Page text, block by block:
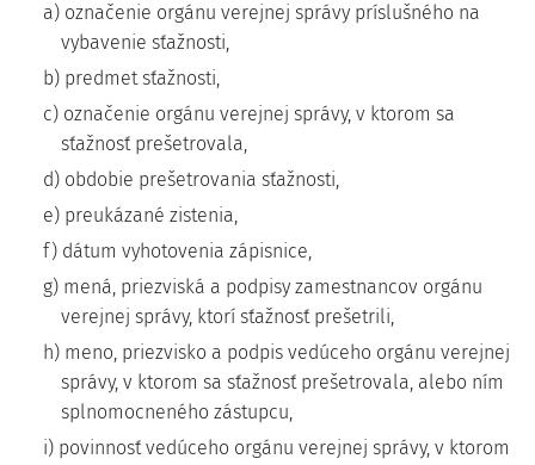
a) označenie orgánu verejnej správy príslušného na
vybavenie sťažnosti,
b) predmet sťažnosti,
c) označenie orgánu verejnej správy, v ktorom sa
sťažnosť prešetrovala,
d) obdobie prešetrovania sťažnosti,
e) preukázané zistenia,
f) dátum vyhotovenia zápisnice,
g) mená, priezviská a podpisy zamestnancov orgánu
verejnej správy, ktorí sťažnosť prešetrili,
h) meno, priezvisko a podpis vedúceho orgánu verejnej
správy, v ktorom sa sťažnosť prešetrovala, alebo ním
splnomocneného zástupcu,
i) povinnosť vedúceho orgánu verejnej správy, v ktorom